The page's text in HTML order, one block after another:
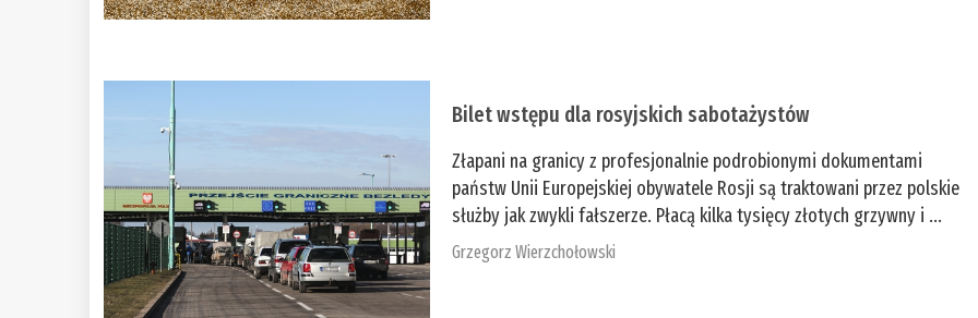
Bilet wstępu dla rosyjskich sabotażystów
Złapani na granicy z profesjonalnie podrobionymi dokumentami
państw Unii Europejskiej obywatele Rosji są traktowani przez polskie
służby jak zwykli fałszerze. Płacą kilka tysięcy złotych grzywny i ...
Grzegorz Wierzchołowski